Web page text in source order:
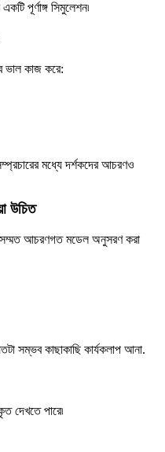
পূর্ণাঙ্গ সিমুলেশন৷
ভাল কাজ করে:
মধ্যে দর্শকদের আচরণও
উচিত
আচরণগত মডেল অনুসরণ করা
সম্ভব কাছাকাছি কার্যকলাপ আনা.
দেখতে পারে৷